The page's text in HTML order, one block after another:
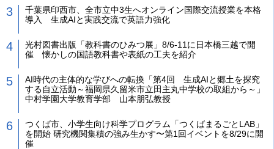
千葉県印西市、全市立中3生へオンライン国際交流授業を本格
導入 生成AIと実践交流で英語力強化
光村図書出版「教科書のひみつ展」8/6-11に日本橋三越で開
催 懐かしの国語教科書や表紙の工夫を紹介
AI時代の主体的な学びへの転換「第4回 生成AIと郷土を探究
する自立活動～福岡県久留米市立田主丸中学校の取組から～」
中村学園大学教育学部 山本朋弘教授
つくば市、小学生向け科学プログラム「つくばまるごとLAB」
を開始 研究機関集積の強み生かす〜第1回イベントを8/29に開
催